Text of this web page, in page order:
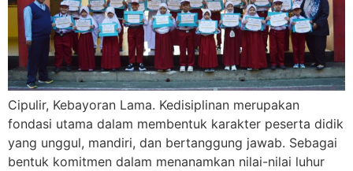
Cipulir, Kebayoran Lama. Kedisiplinan merupakan
fondasi utama dalam membentuk karakter peserta didik
yang unggul, mandiri, dan bertanggung jawab. Sebagai
bentuk komitmen dalam menanamkan nilai-nilai luhur